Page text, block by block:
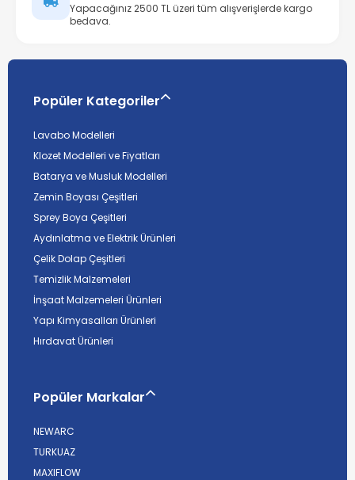
Yapacağınız 2500 TL üzeri tüm alışverişlerde kargo
bedava.
Popüler Kategoriler
Lavabo Modelleri
Klozet Modelleri ve Fiyatları
Batarya ve Musluk Modelleri
Zemin Boyası Çeşitleri
Sprey Boya Çeşitleri
Aydınlatma ve Elektrik Ürünleri
Çelik Dolap Çeşitleri
Temizlik Malzemeleri
İnşaat Malzemeleri Ürünleri
Yapı Kimyasalları Ürünleri
Hırdavat Ürünleri
Popüler Markalar
NEWARC
TURKUAZ
MAXIFLOW